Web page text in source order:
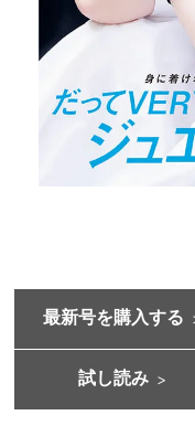
最新号を購入する
試し読み